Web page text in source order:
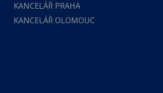
KANCELÁŘ PRAHA
KANCELÁŘ OLOMOUC